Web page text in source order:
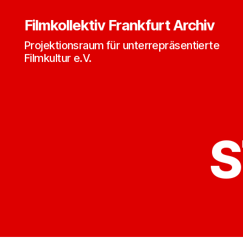
Filmkollektiv Frankfurt Archiv
Projektionsraum für unterrepräsentierte
Filmkultur e.V.